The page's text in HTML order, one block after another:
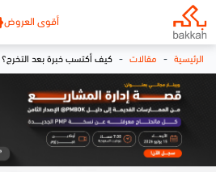
أقوى العروض
الرئيسية - مقالات - كيف أكتسب خبرة بعد التخرج؟